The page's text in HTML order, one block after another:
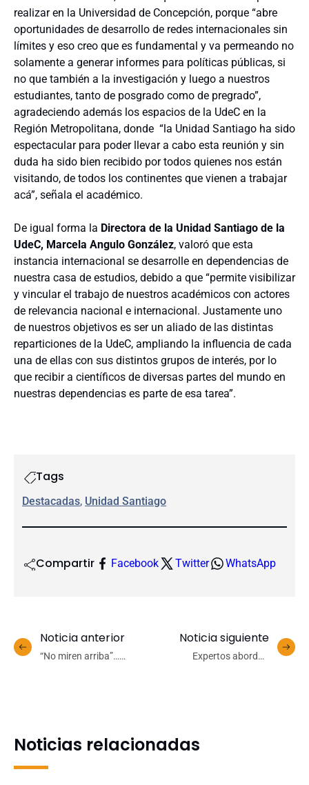
realizar en la Universidad de Concepción, porque “abre
oportunidades de desarrollo de redes internacionales sin
límites y eso creo que es fundamental y va permeando no
solamente a generar informes para políticas públicas, si
no que también a la investigación y luego a nuestros
estudiantes, tanto de posgrado como de pregrado”,
agradeciendo además los espacios de la UdeC en la
Región Metropolitana, donde “la Unidad Santiago ha sido
espectacular para poder llevar a cabo esta reunión y sin
duda ha sido bien recibido por todos quienes nos están
visitando, de todos los continentes que vienen a trabajar
acá”, señala el académico.
De igual forma la Directora de la Unidad Santiago de la
UdeC, Marcela Angulo González, valoró que esta
instancia internacional se desarrolle en dependencias de
nuestra casa de estudios, debido a que “permite visibilizar
y vincular el trabajo de nuestros académicos con actores
de relevancia nacional e internacional. Justamente uno
de nuestros objetivos es ser un aliado de las distintas
reparticiones de la UdeC, ampliando la influencia de cada
una de ellas con sus distintos grupos de interés, por lo
que recibir a científicos de diversas partes del mundo en
nuestras dependencias es parte de esa tarea”.
Tags
Destacadas, Unidad Santiago
Compartir Facebook Twitter WhatsApp
Noticia anterior
“No miren arriba”…
Noticia siguiente
Expertos abordan
Noticias relacionadas